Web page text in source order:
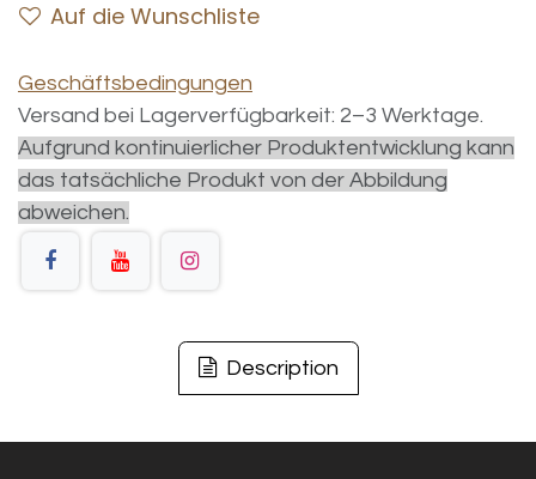
Auf die Wunschliste
Geschäftsbedingungen
Versand bei Lagerverfügbarkeit: 2–3 Werktage.
Aufgrund kontinuierlicher Produktentwicklung kann
das tatsächliche Produkt von der Abbildung
abweichen.
Description